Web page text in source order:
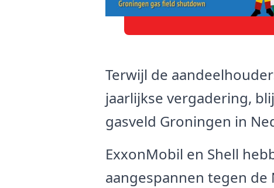
Terwijl de
jaarlijkse vergadering,
gasveld Groningen in
ExxonMobil en Shell
aangespannen tegen de